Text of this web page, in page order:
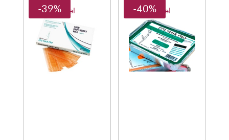
Sibel
-39% Sibel
-40%